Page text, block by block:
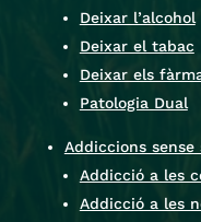
Deixar l’alcohol
Deixar el tabac
Deixar els
Patologia Dual
Addiccions sense
Addicció a les
Addicció a les